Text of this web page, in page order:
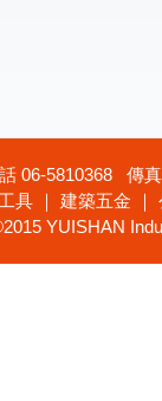
06-5810368 傳
具 ｜ 建築五金
YUISHAN